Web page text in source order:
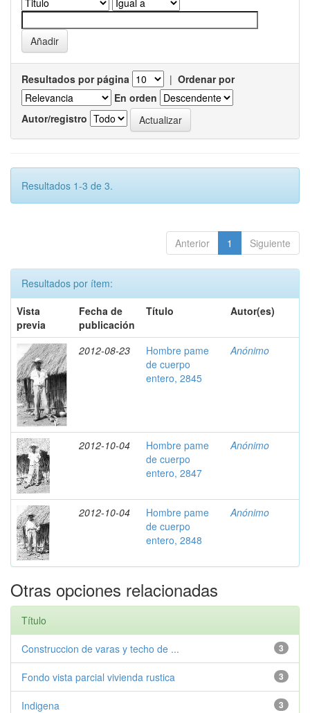
Resultados por página | Ordenar por
En orden
Autor/registro
Resultados 1-3 de 3.
Anterior 1 Siguiente
Resultados por ítem:
Vista
previa
Fecha de
publicación
Título Autor(es)
2012-08-23
Hombre pame
de cuerpo
entero, 2845
Anónimo
2012-10-04
Hombre pame
de cuerpo
entero, 2847
Anónimo
2012-10-04
Hombre pame
de cuerpo
entero, 2848
Anónimo
Otras opciones relacionadas
Título
3
Construccion de varas y techo de ...
3
Fondo vista parcial vivienda rustica
3
Indigena